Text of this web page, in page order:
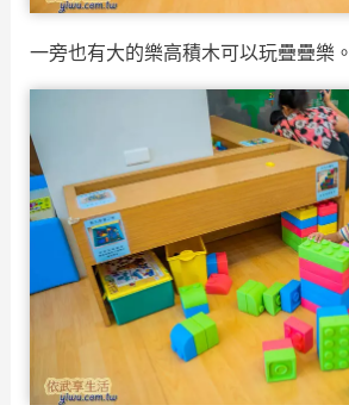
一旁也有大的樂高積木可以玩疊疊樂。